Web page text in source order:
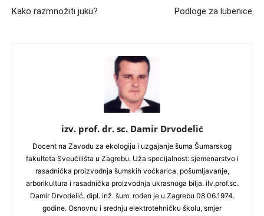
Kako razmnožiti juku? Podloge za lubenice
izv. prof. dr. sc. Damir Drvodelić
Docent na Zavodu za ekologiju i uzgajanje šuma Šumarskog
fakulteta Sveučilišta u Zagrebu. Uža specijalnost: sjemenarstvo i
rasadnička proizvodnja šumskih voćkarica, pošumljavanje,
arborikultura i rasadnička proizvodnja ukrasnoga bilja. iIv.prof.sc.
Damir Drvodelić, dipl. inž. šum. rođen je u Zagrebu 08.06.1974.
godine. Osnovnu i srednju elektrotehničku školu, smjer